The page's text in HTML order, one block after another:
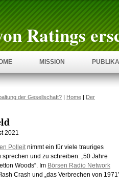
Ratings
MISSION
der Gesellschaft? | Home | Der
2021
Polleit nimmt ein für viele trauriges
und zu schreiben: „50 Jahre
Woods“. Im Börsen Radio Network
Crash und „das Verbrechen von